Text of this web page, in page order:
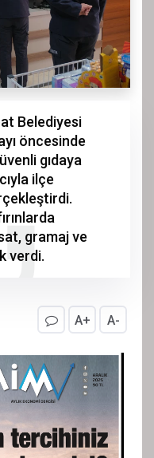
Belediyesi
öncesinde
gıdaya
ilçe
gramaj ve
verdi.
A+ A-